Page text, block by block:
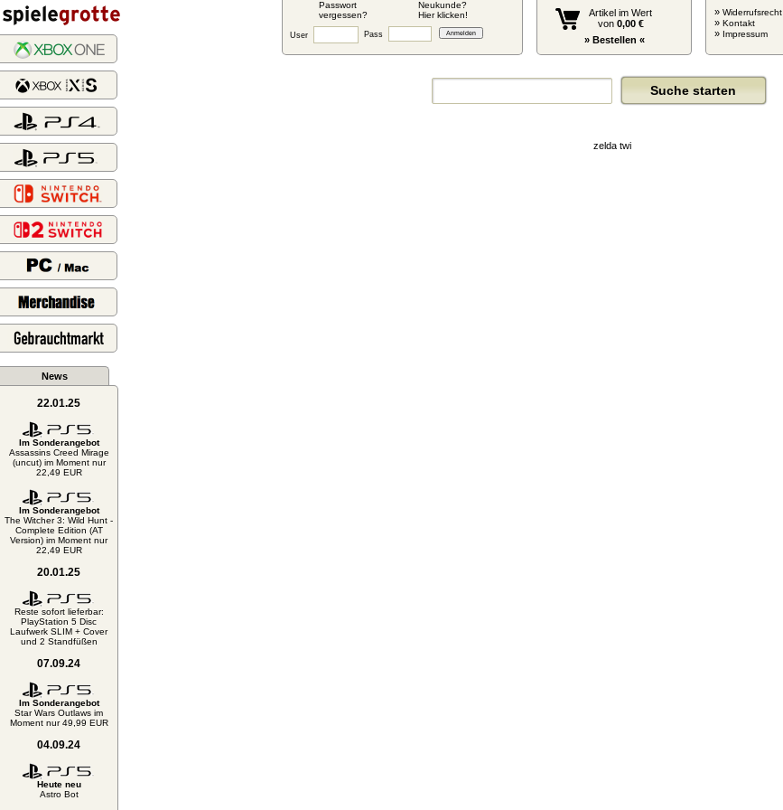
Passwort
vergessen?
Neukunde?
Hier klicken!
User Pass
Artikel im Wert
von 0,00 €
» Bestellen «
» Widerrufsrecht
» Kontakt
» Impressum
News
22.01.25
Im Sonderangebot
Assassins Creed Mirage
(uncut) im Moment nur
22,49 EUR
Im Sonderangebot
The Witcher 3: Wild Hunt -
Complete Edition (AT
Version) im Moment nur
22,49 EUR
20.01.25
Reste sofort lieferbar:
PlayStation 5 Disc
Laufwerk SLIM + Cover
und 2 Standfüßen
07.09.24
Im Sonderangebot
Star Wars Outlaws im
Moment nur 49,99 EUR
04.09.24
Heute neu
Astro Bot
zelda twi